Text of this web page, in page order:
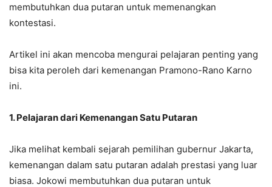
membutuhkan dua putaran untuk memenangkan
kontestasi.
Artikel ini akan mencoba mengurai pelajaran penting yang
bisa kita peroleh dari kemenangan Pramono-Rano Karno
ini.
1. Pelajaran dari Kemenangan Satu Putaran
Jika melihat kembali sejarah pemilihan gubernur Jakarta,
kemenangan dalam satu putaran adalah prestasi yang luar
biasa. Jokowi membutuhkan dua putaran untuk